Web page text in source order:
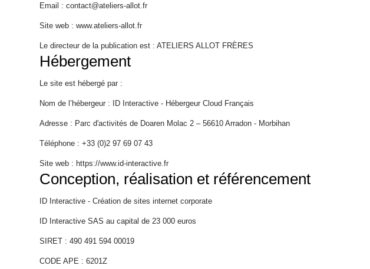
Ébénisterie
Agencement
Catalogue
Contact
Email : contact@ateliers-allot.fr
Site web : www.ateliers-allot.fr
Le directeur de la publication est : ATELIERS ALLOT FRÈRES
Hébergement
Le site est hébergé par :
Nom de l’hébergeur : ID Interactive - Hébergeur Cloud Français
Adresse : Parc d'activités de Doaren Molac 2 – 56610 Arradon - Morbihan
Téléphone : +33 (0)2 97 69 07 43
Site web : https://www.id-interactive.fr
Conception, réalisation et référencement
ID Interactive -Création de sites internet corporate
ID Interactive SAS au capital de 23 000 euros
SIRET : 490 491 594 00019
CODE APE : 6201Z